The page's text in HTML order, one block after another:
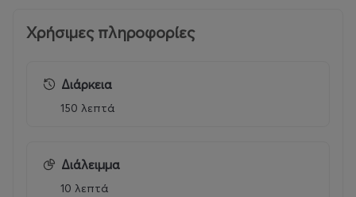
Χρήσιμες πληροφορίες
Διάρκεια
150 λεπτά
Διάλειμμα
10 λεπτά